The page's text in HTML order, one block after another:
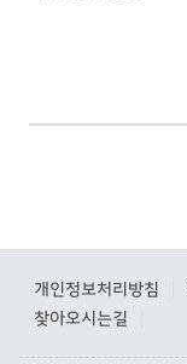
개인정보처리방침
찾아오시는길